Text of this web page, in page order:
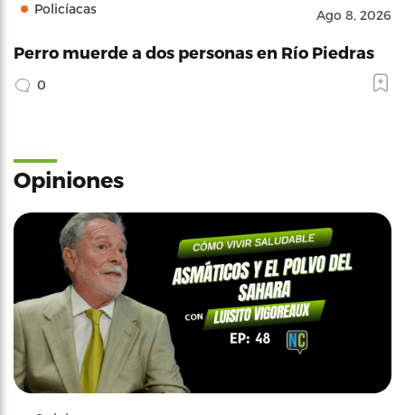
Policíacas Ago 8, 2026
Perro muerde a dos personas en Río Piedras
0
Opiniones